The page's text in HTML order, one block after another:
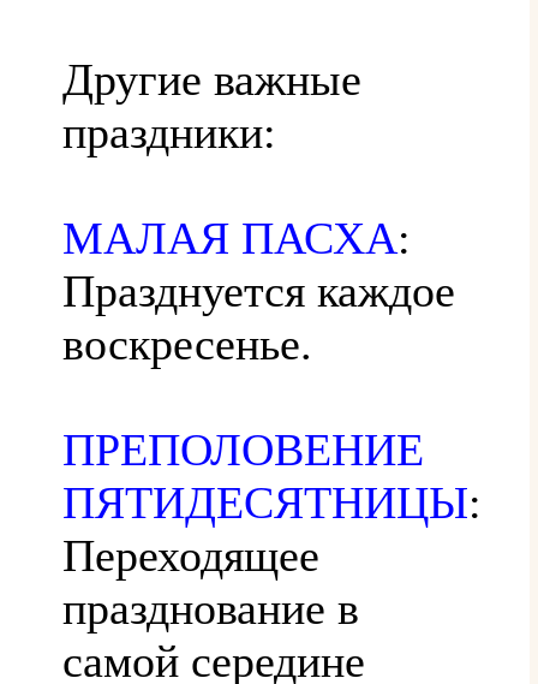
Другие важные
праздники:
МАЛАЯ ПАСХА:
Празднуется каждое
воскресенье.
ПРЕПОЛОВЕНИЕ
ПЯТИДЕСЯТНИЦЫ:
Переходящее
празднование в
самой середине